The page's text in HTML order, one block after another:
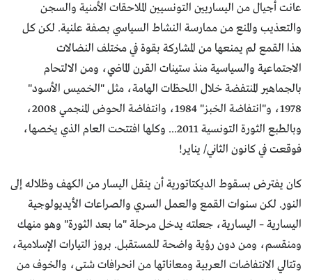
عانت أجيال من اليساريين التونسيين الملاحقات الأمنية والسجن
والتعذيب والمنع من ممارسة النشاط السياسي بصفة علنية. لكن كل
هذا القمع لم يمنعها من المشاركة بقوة في مختلف النضالات
الاجتماعية والسياسية منذ ستينات القرن الماضي، ومن الالتحام
بالجماهير المنتفضة خلال اللحظات الهامة، مثل "الخميس الأسود"
1978، و"انتفاضة الخبز" 1984، وانتفاضة الحوض المنجمي 2008،
وبالطبع الثورة التونسية 2011... وكلها افتتحت العام الذي يخصها،
فوقعت في كانون الثاني/ يناير!
كان يفترض بسقوط الديكتاتورية أن ينقل اليسار من الكهف وظلاله إلى
النور. لكن سنوات القمع والعمل السري والصراعات الأيديولوجية
اليسارية – اليسارية، جعلته يدخل مرحلة "ما بعد الثورة" وهو منهك
ومنقسم، ومن دون رؤية واضحة للمستقبل. بروز التيارات الإسلامية،
وتتالي الانتفاضات العربية ومعاناتها من انحرافات شتى، والخوف من